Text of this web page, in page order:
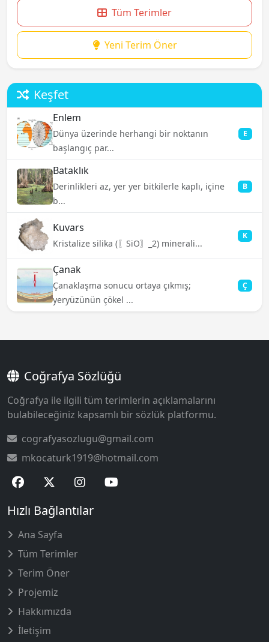
Tüm Terimler
Yeni Terim Öner
Keşfet
Enlem
Dünya üzerinde herhangi bir noktanın
başlangıç par...
E
Bataklık
Derinlikleri az, yer yer bitkilerle kaplı, içine
b...
B
Kuvars
Kristalize silika (〖SiO〗_2) minerali...
K
Çanak
Çanaklaşma sonucu ortaya çıkmış;
yeryüzünün çökel ...
Ç
Coğrafya Sözlüğü
Coğrafya ile ilgili tüm terimlerin açıklamalarını
bulabileceğiniz kapsamlı bir sözlük platformu.
cografyasozlugu@gmail.com
mkocaturk1919@hotmail.com
Hızlı Bağlantılar
Ana Sayfa
Tüm Terimler
Terim Öner
Projemiz
Hakkımızda
İletişim